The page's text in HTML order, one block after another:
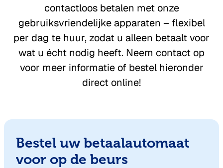
contactloos betalen met onze
gebruiksvriendelijke apparaten – flexibel
per dag te huur, zodat u alleen betaalt voor
wat u écht nodig heeft. Neem contact op
voor meer informatie of bestel hieronder
direct online!
Bestel uw betaalautomaat
voor op de beurs